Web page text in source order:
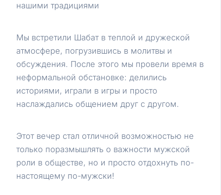
нашими традициями
Мы встретили Шабат в теплой и дружеской
атмосфере, погрузившись в молитвы и
обсуждения. После этого мы провели время в
неформальной обстановке: делились
историями, играли в игры и просто
наслаждались общением друг с другом.
Этот вечер стал отличной возможностью не
только поразмышлять о важности мужской
роли в обществе, но и просто отдохнуть по-
настоящему по-мужски!